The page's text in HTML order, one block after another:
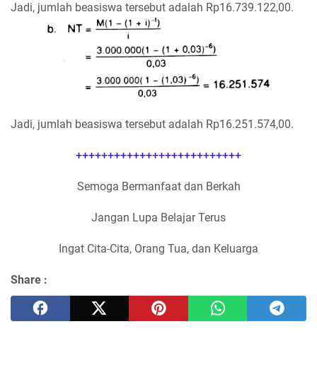
Jadi, jumlah beasiswa tersebut adalah Rp16.739.122,00.
Jadi, jumlah beasiswa tersebut adalah Rp16.251.574,00.
++++++++++++++++++++++++++
Semoga Bermanfaat dan Berkah
Jangan Lupa Belajar Terus
Ingat Cita-Cita, Orang Tua, dan Keluarga
Share :